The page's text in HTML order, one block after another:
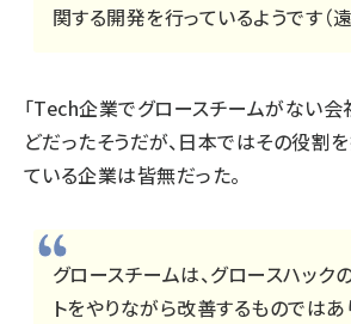
関する開発を行っているようです（遠
「Tech企業でグロースチームがない会
どだったそうだが、日本ではその役割
ている企業は皆無だった。
グロースチームは、グロースハック
トをやりながら改善するものではあ